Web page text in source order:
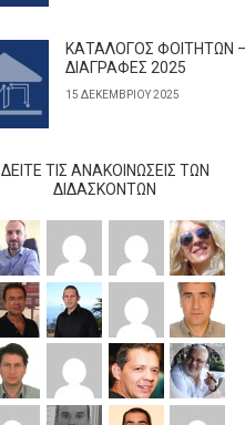
ΚΑΤΑΛΟΓΟΣ ΦΟΙΤΗΤΩΝ –
ΔΙΑΓΡΑΦΕΣ 2025
15 ΔΕΚΕΜΒΡΊΟΥ 2025
ΔΕΊΤΕ ΤΙΣ ΑΝΑΚΟΙΝΏΣΕΙΣ ΤΩΝ
ΔΙΔΆΣΚΟΝΤΩΝ